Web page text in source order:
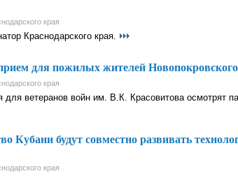
края
Краснодарского края.
для пожилых жителей
края
для ветеранов войн им. В.К. Красовитова осмотрят
Кубани будут совместно развивать
края